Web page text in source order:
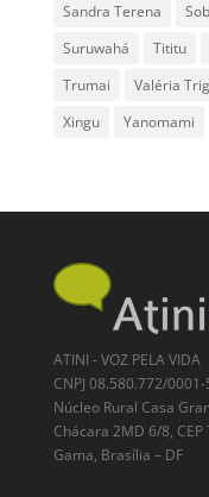
Sandra Terena
Suruwahá
Tititu
Trumai
Valéria
Xingu
Yanomami
ATINI - VOZ PELA VIDA
CNPJ 08.580.772/0001-
Núcleo Rural Casa
Chácara 2MD 6/8, CEP
Gama, Brasília – DF